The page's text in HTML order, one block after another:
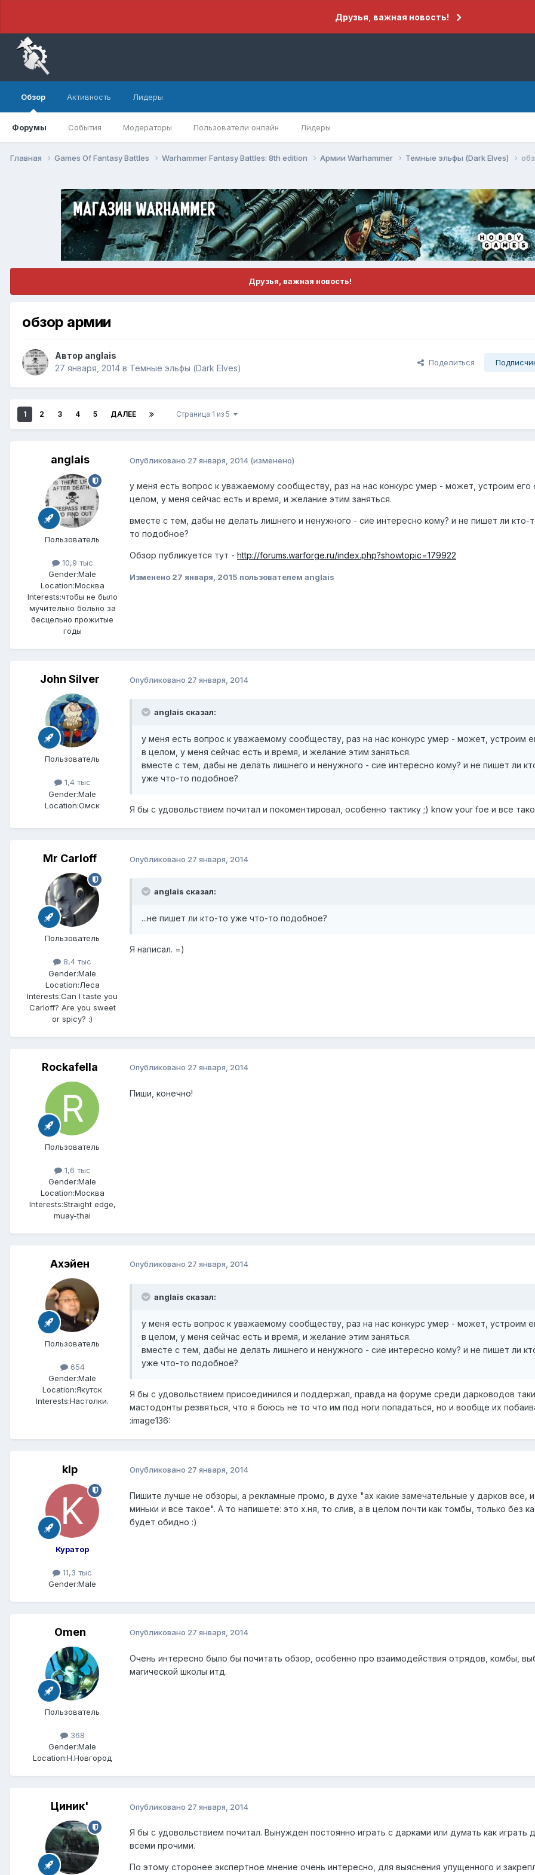
Друзья, важная новость!
Обзор
Форумы События Модераторы Пользователи онлайн Лидеры
Активность Лидеры
Главная Games Of Fantasy Battles Warhammer Fantasy Battles: 8th edition Армии Warhammer Темные эльфы (Dark Elves)
Друзья, важная новость!
обзор армии
Автор anglais
27 января, 2014 в Темные эльфы (Dark Elves)
Поделиться
1 2 3 4 5 ДАЛЕЕ Страница 1 из 5
anglais
Пользователь
10,9 тыс
Gender:Male
Location:Москва
Interests:чтобы не было
мучительно больно за
бесцельно прожитые
годы
Опубликовано 27 января, 2014 (изменено)
у меня есть вопрос к уважаемому сообществу, раз на нас конкурс умер - может, устроим его
целом, у меня сейчас есть и время, и желание этим заняться.
вместе с тем, дабы не делать лишнего и ненужного - сие интересно кому? и не пишет ли кто-
то подобное?
Обзор публикуется тут - http://forums.warforge.ru/index.php?showtopic=179922
Изменено 27 января, 2015 пользователем anglais
John Silver
Пользователь
1,4 тыс
Gender:Male
Location:Омск
Опубликовано 27 января, 2014
anglais сказал:
у меня есть вопрос к уважаемому сообществу, раз на нас конкурс умер - может, устроим
в целом, у меня сейчас есть и время, и желание этим заняться.
вместе с тем, дабы не делать лишнего и ненужного - сие интересно кому? и не пишет ли
уже что-то подобное?
Я бы с удовольствием почитал и покоментировал, особенно тактику ;) know your foe и все
Mr Carloff
Пользователь
8,4 тыс
Gender:Male
Location:Леса
Interests:Can I taste you
Carloff? Are you sweet
or spicy? :)
Опубликовано 27 января, 2014
anglais сказал:
...не пишет ли кто-то уже что-то подобное?
Я написал. =)
Rockafella
Пользователь
1,6 тыс
Gender:Male
Location:Москва
Interests:Straight edge,
muay-thai
Опубликовано 27 января, 2014
Пиши, конечно!
Ахэйен
Пользователь
654
Gender:Male
Location:Якутск
Interests:Настолки.
Опубликовано 27 января, 2014
anglais сказал:
у меня есть вопрос к уважаемому сообществу, раз на нас конкурс умер - может, устроим
в целом, у меня сейчас есть и время, и желание этим заняться.
вместе с тем, дабы не делать лишнего и ненужного - сие интересно кому? и не пишет ли
уже что-то подобное?
Я бы с удовольствием присоединился и поддержал, правда на форуме среди дарководов
мастодонты резвяться, что я боюсь не то что им под ноги попадаться, но и вообще их
:image136:
klp
Куратор
11,3 тыс
Gender:Male
Опубликовано 27 января, 2014
Пишите лучше не обзоры, а рекламные промо, в духе "ах какие замечательные у дарков все,
миньки и все такое". А то напишете: это х.ня, то слив, а в целом почти как томбы, только без
будет обидно :)
Omen
Пользователь
368
Gender:Male
Location:Н.Новгород
Опубликовано 27 января, 2014
Очень интересно было бы почитать обзор, особенно про взаимодействия отрядов, комбы,
магической школы итд.
Циник' Опубликовано 27 января, 2014
Я бы с удовольствием почитал. Вынужден постоянно играть с дарками или думать как играть
всеми прочими.
По этому сторонее экспертное мнение очень интересно, для выяснения упущенного и